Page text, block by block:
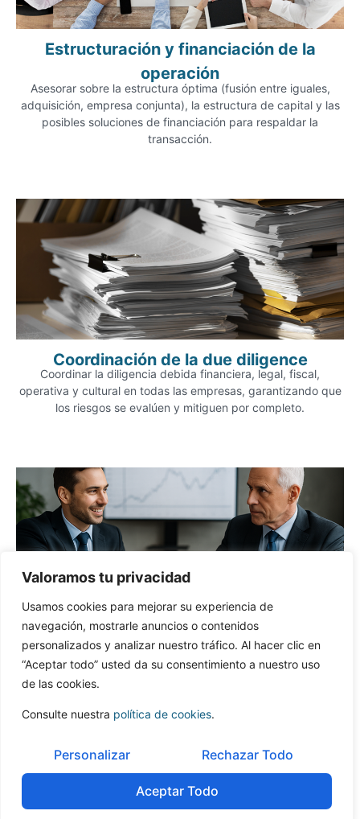
Valoramos tu privacidad
Usamos cookies para mejorar su experiencia de
navegación, mostrarle anuncios o contenidos
personalizados y analizar nuestro tráfico. Al hacer clic en
“Aceptar todo” usted da su consentimiento a nuestro uso
de las cookies.
Consulte nuestra política de cookies.
Personalizar Rechazar Todo
Aceptar Todo
Estructuración y financiación de la
operación
Asesorar sobre la estructura óptima (fusión entre iguales,
adquisición, empresa conjunta), la estructura de capital y las
posibles soluciones de financiación para respaldar la
transacción.
Coordinación de la due diligence
Coordinar la diligencia debida financiera, legal, fiscal,
operativa y cultural en todas las empresas, garantizando que
los riesgos se evalúen y mitiguen por completo.
Apoyo en la negociación
Dirigir o apoyar las negociaciones con las contrapartes,
alineando los términos sobre valoración, gobernanza, ratios
de canje, derechos de los accionistas y compromisos